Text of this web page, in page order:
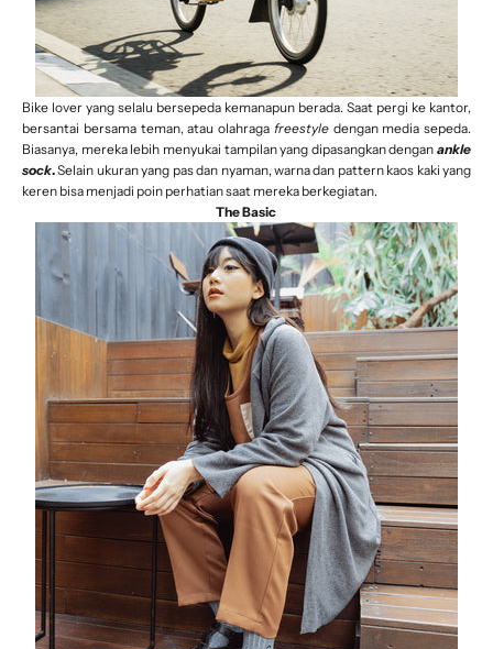
Bike lover yang selalu bersepeda kemanapun berada. Saat pergi ke kantor,
bersantai bersama teman, atau olahraga freestyledengan media sepeda.
Biasanya, mereka lebih menyukai tampilan yang dipasangkan dengan ankle
sock.Selain ukuran yang pas dan nyaman, warna dan pattern kaos kaki yang
keren bisa menjadi poin perhatian saat mereka berkegiatan.
The Basic